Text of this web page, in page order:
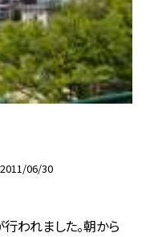
2011/06/30
行われました。朝から